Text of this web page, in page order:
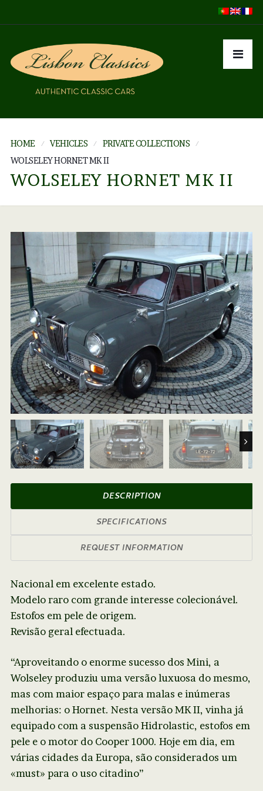
HOME VEHICLES
PRIVATE COLLECTIONS
WOLSELEY HORNET MK II
WOLSELEY HORNET MK II
Next
DESCRIPTION
SPECIFICATIONS
REQUEST INFORMATION
Nacional em excelente estado.
Modelo raro com grande interesse colecionável.
Estofos em pele de origem.
Revisão geral efectuada.
“Aproveitando o enorme sucesso dos Mini, a
Wolseley produziu uma versão luxuosa do mesmo,
mas com maior espaço para malas e inúmeras
melhorias: o Hornet. Nesta versão MK II, vinha já
equipado com a suspensão Hidrolastic, estofos em
pele e o motor do Cooper 1000. Hoje em dia, em
várias cidades da Europa, são considerados um
«must» para o uso citadino”